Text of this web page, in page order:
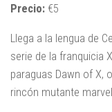
Precio: €5
Llega a la lengua de
serie de la franquicia
paraguas Dawn of X,
rincón mutante